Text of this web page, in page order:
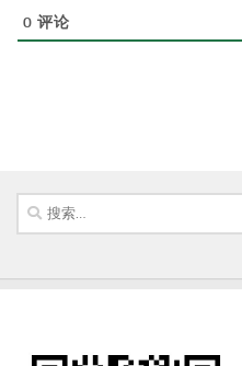
0 评论
搜
索：